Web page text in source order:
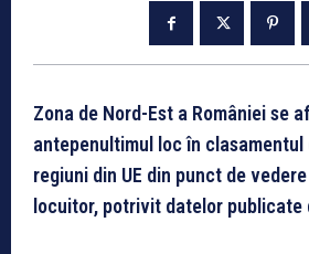
Zona de Nord-Est a României se
antepenultimul loc în clasamentul
regiuni din UE din punct de
locuitor, potrivit datelor publicate